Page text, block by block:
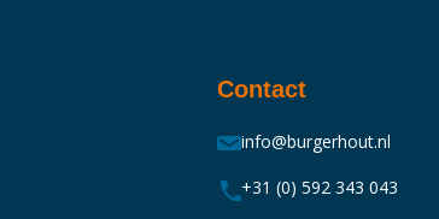
Contact
info@burgerhout.nl
+31 (0) 592 343 043